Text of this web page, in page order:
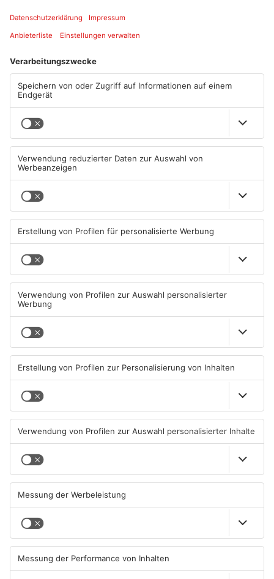
Mehr aus Main-
Kinzig-Kreis
Wohnhausbrand in Maintal:
06.08.2026, 15:42 UHR IN MAIN-
KINZIG-KREIS
06.08.2026, 11:33 UHR IN MAIN-
KINZIG-KREIS
Wächtersbacher
Schwimmbad bleibt heute
geschlossen
KINZIG-KREIS
Neue Sperrungen rund um
KINZIG-KREIS
TOPNEWS